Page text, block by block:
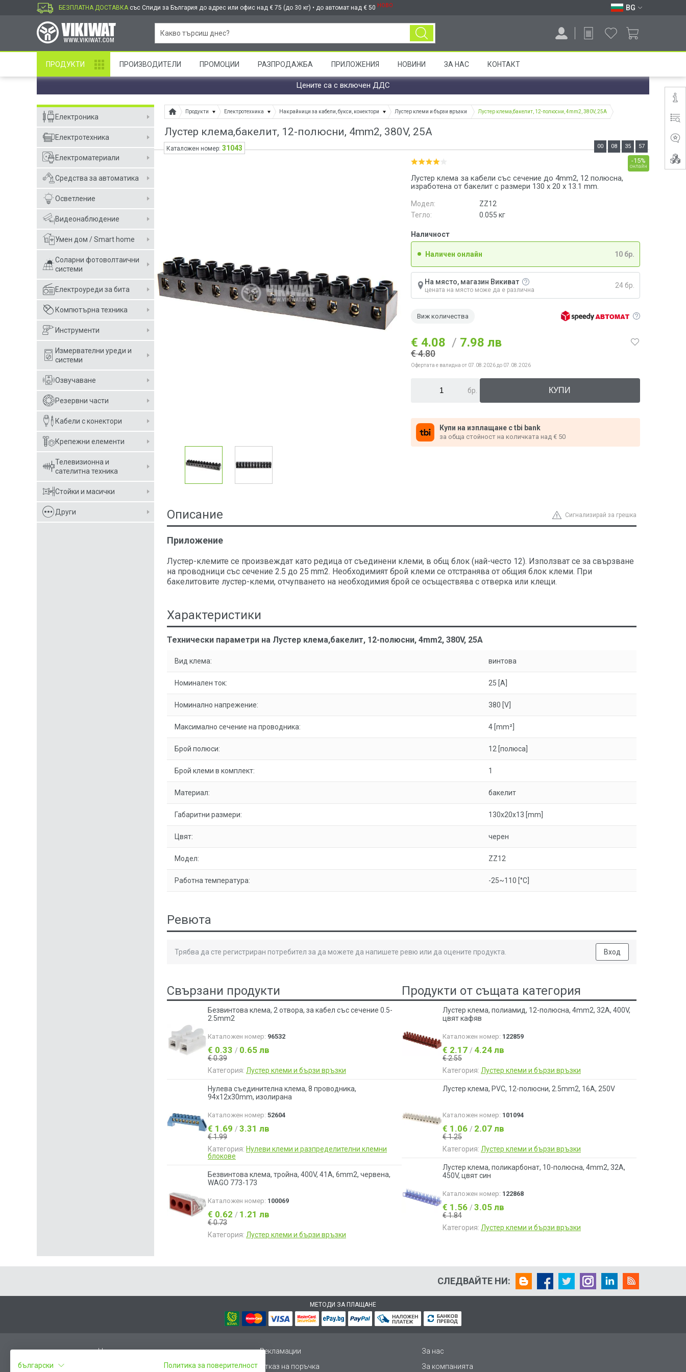
БЕЗПЛАТНА ДОСТАВКА със Спиди за България до адрес или офис над € 75 (до 30 кг) • до автомат над € 50 НОВО BG
ПРОДУКТИ ПРОИЗВОДИТЕЛИ ПРОМОЦИИ РАЗПРОДАЖБА ПРИЛОЖЕНИЯ НОВИНИ ЗА НАС КОНТАКТ
Цените са с включен ДДС
Електроника
Електротехника
Електроматериали
Средства за автоматика
Осветление
Видеонаблюдение
Умен дом / Smart home
Соларни фотоволтаични
системи
Електроуреди за бита
Компютърна техника
Инструменти
Измервателни уреди и
системи
Озвучаване
Резервни части
Кабели с конектори
Крепежни елементи
Телевизионна и
сателитна техника
Стойки и масички
Други
Продукти Електротехника Накрайници за кабели, букси, конектори Лустер клеми и бързи връзки Лустер клема,бакелит, 12-полюсни, 4mm2, 380V, 25A
Лустер клема,бакелит, 12-полюсни, 4mm2, 380V, 25A
Лустер клема за кабели със сечение до 4mm2, 12 полюсна,
изработена от бакелит с размери 130 x 20 x 13.1 mm.
Модел:
ZZ12
Тегло:
0.055 кг
Наличност
Наличен онлайн 10 бр.
На място, магазин Викиват
цената на място може да е различна
24 бр.
Виж количества
-15%
онлайн
00 08 35 56
€ 4.08 / 7.98 лв
€ 4.80
Офертата е валидна от 07.08.2026 до 07.08.2026
бр.
Купи на изплащане с tbi bank
за обща стойност на количката над € 50
Каталожен номер: 31043
Сигнализирай за грешка
Описание
Приложение
Лустер-клемите се произвеждат като редица от съединени клеми, в общ блок (най-често 12). Използват се за свързване
на проводници със сечение 2.5 до 25 mm2. Необходимият брой клеми се отстранява от общия блок клеми. При
бакелитовите лустер-клеми, отчупването на необходимия брой се осъществява с отверка или клещи.
Характеристики
Технически параметри на Лустер клема,бакелит, 12-полюсни, 4mm2, 380V, 25A
Вид клема: винтова
Номинален ток: 25 [A]
Номинално напрежение: 380 [V]
Максимално сечение на проводника: 4 [mm²]
Брой полюси: 12 [полюса]
Брой клеми в комплект: 1
Материал: бакелит
Габаритни размери: 130x20x13 [mm]
Цвят: черен
Модел: ZZ12
Работна температура: -25~110 [°C]
Ревюта
Трябва да сте регистриран потребител за да можете да напишете ревю или да оцените продукта. Вход
Свързани продукти
Безвинтова клема, 2 отвора, за кабел със сечение 0.5-
2.5mm2
Каталожен номер: 96532
€ 0.33 / 0.65 лв
€ 0.39
Категория: Лустер клеми и бързи връзки
Нулева съединителна клема, 8 проводника,
94x12x30mm, изолирана
Каталожен номер: 52604
€ 1.69 / 3.31 лв
€ 1.99
Категория: Нулеви клеми и разпределителни клемни
блокове
Безвинтова клема, тройна, 400V, 41A, 6mm2, червена,
WAGO 773-173
Каталожен номер: 100069
€ 0.62 / 1.21 лв
€ 0.73
Категория: Лустер клеми и бързи връзки
Продукти от същата категория
Лустер клема, полиамид, 12-полюсна, 4mm2, 32A, 400V,
цвят кафяв
Каталожен номер: 122859
€ 2.17 / 4.24 лв
€ 2.55
Категория: Лустер клеми и бързи връзки
Лустер клема, PVC, 12-полюсни, 2.5mm2, 16А, 250V
Каталожен номер: 101094
€ 1.06 / 2.07 лв
€ 1.25
Категория: Лустер клеми и бързи връзки
Лустер клема, поликарбонат, 10-полюсна, 4mm2, 32A,
450V, цвят син
Каталожен номер: 122868
€ 1.56 / 3.05 лв
€ 1.84
Категория: Лустер клеми и бързи връзки
СЛЕДВАЙТЕ НИ:
МЕТОДИ ЗА ПЛАЩАНЕ
Начало Рекламации
За нас
Отказ на поръчка За компанията
български
Политика за поверителност